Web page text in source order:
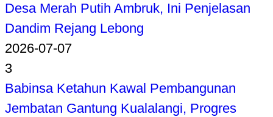
Desa Merah Putih Ambruk, Ini Penjelasan
Dandim Rejang Lebong
2026-07-07
3
Babinsa Ketahun Kawal Pembangunan
Jembatan Gantung Kualalangi, Progres